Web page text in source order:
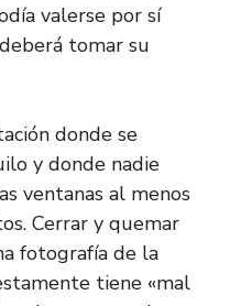
valerse por sí
tomar su
donde se
y donde nadie
ventanas al menos
Cerrar y quemar
fotografía de la
tiene «mal